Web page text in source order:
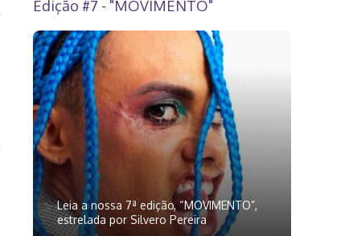
Edição #7 - "MOVIMENTO"
Leia a nossa 7ª edição, “MOVIMENTO”,
estrelada por Silvero Pereira